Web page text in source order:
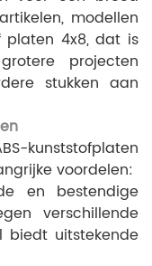
modellen
platen 4x8, dat is
projecten
stukken aan
kunststofplaten
voordelen:
en bestendige
verschillende
biedt uitstekende